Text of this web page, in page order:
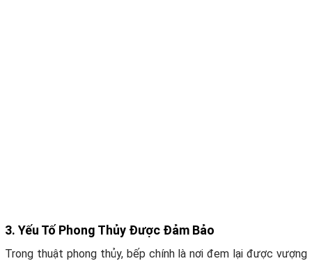
3. Yếu Tố Phong Thủy Được Đảm Bảo
Trong thuật phong thủy, bếp chính là nơi đem lại được vượng